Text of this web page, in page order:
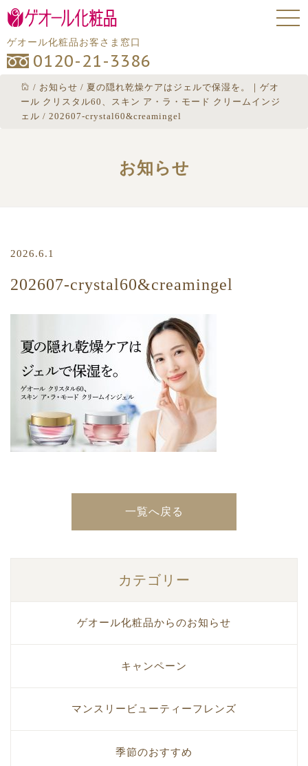
ゲオール化粧品お客さま窓口
0120-21-3386
/ お知らせ / 夏の隠れ乾燥ケアはジェルで保湿を。｜ゲオ
ール クリスタル60、スキン ア・ラ・モード クリームインジ
ェル / 202607-crystal60&creamingel
お知らせ
2026.6.1
202607-crystal60&creamingel
一覧へ戻る
カテゴリー
ゲオール化粧品からのお知らせ
キャンペーン
マンスリービューティーフレンズ
季節のおすすめ